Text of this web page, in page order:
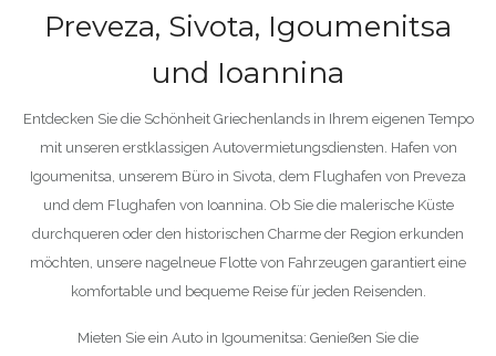
Preveza, Sivota, Igoumenitsa
und Ioannina
Entdecken Sie die Schönheit Griechenlands in Ihrem eigenen Tempo
mit unseren erstklassigen Autovermietungsdiensten. Hafen von
Igoumenitsa, unserem Büro in Sivota, dem Flughafen von Preveza
und dem Flughafen von Ioannina. Ob Sie die malerische Küste
durchqueren oder den historischen Charme der Region erkunden
möchten, unsere nagelneue Flotte von Fahrzeugen garantiert eine
komfortable und bequeme Reise für jeden Reisenden.
Mieten Sie ein Auto in Igoumenitsa: Genießen Sie die